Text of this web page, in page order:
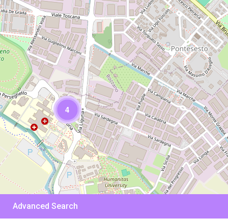
4
Advanced Search